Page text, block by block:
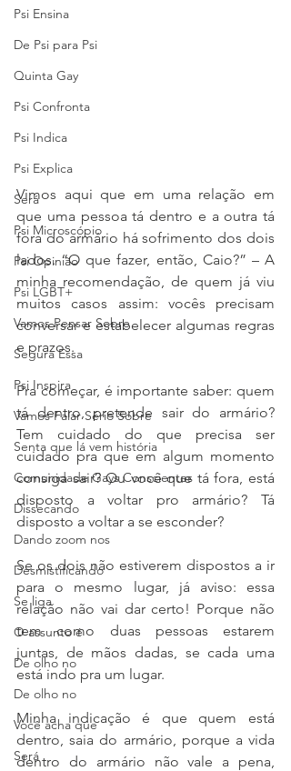
Psi Ensina
De Psi para Psi
Quinta Gay
Psi Confronta
Psi Indica
Psi Explica
Será
Psi Microscópio
Psi Opinião
Psi LGBT+
Vamos Pensar Sobre
Segura Essa
Psi Inspira
Vamos Falar Sério Sobre
Senta que lá vem história
Comunidade Gays Conscientes
Dissecando
Dando zoom nos
Desmistificando
Se liga
O assunto é
De olho no
De olho no
Você acha que
Será
Vimos aqui que em uma relação em
que uma pessoa tá dentro e a outra tá
fora do armário há sofrimento dos dois
lados. “O que fazer, então, Caio?” – A
minha recomendação, de quem já viu
muitos casos assim: vocês precisam
conversar e estabelecer algumas regras
e prazos.
Pra começar, é importante saber: quem
tá dentro, pretende sair do armário?
Tem cuidado do que precisa ser
cuidado pra que em algum momento
consiga sair? Ou você que tá fora, está
disposto a voltar pro armário? Tá
disposto a voltar a se esconder?
Se os dois não estiverem dispostos a ir
para o mesmo lugar, já aviso: essa
relação não vai dar certo! Porque não
tem como duas pessoas estarem
juntas, de mãos dadas, se cada uma
está indo pra um lugar.
Minha indicação é que quem está
dentro, saia do armário, porque a vida
dentro do armário não vale a pena,